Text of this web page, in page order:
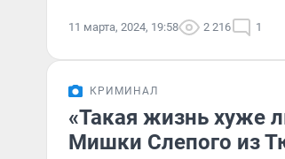
11 марта, 2024, 19:58 2 216 1
КРИМИНАЛ
«Такая жизнь хуже
Мишки Слепого из